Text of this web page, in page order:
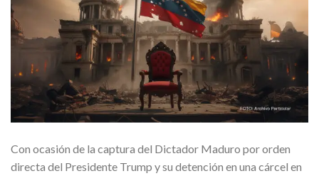
Con ocasión de la captura del Dictador Maduro por orden
directa del Presidente Trump y su detención en una cárcel en